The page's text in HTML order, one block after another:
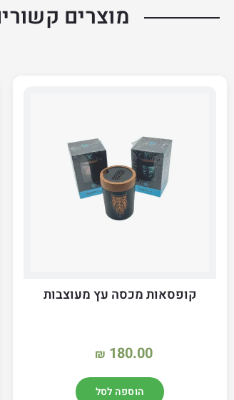
מוצרים
קופסאות מכסה עץ מעוצבות
₪ 180.00
הוספה לסל